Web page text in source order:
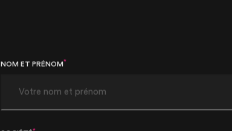
NOM ET PRÉNOM*
*